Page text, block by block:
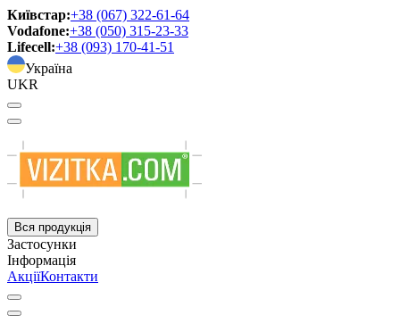
Київстар:+38 (067) 322-61-64
Vodafone:+38 (050) 315-23-33
Lifecell:+38 (093) 170-41-51
Україна
UKR
Вся продукція
Застосунки
Інформація
АкціїКонтакти